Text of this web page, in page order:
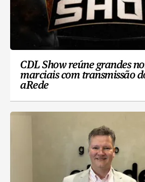
CDL Show reúne grandes
marciais com transmissão
aRede